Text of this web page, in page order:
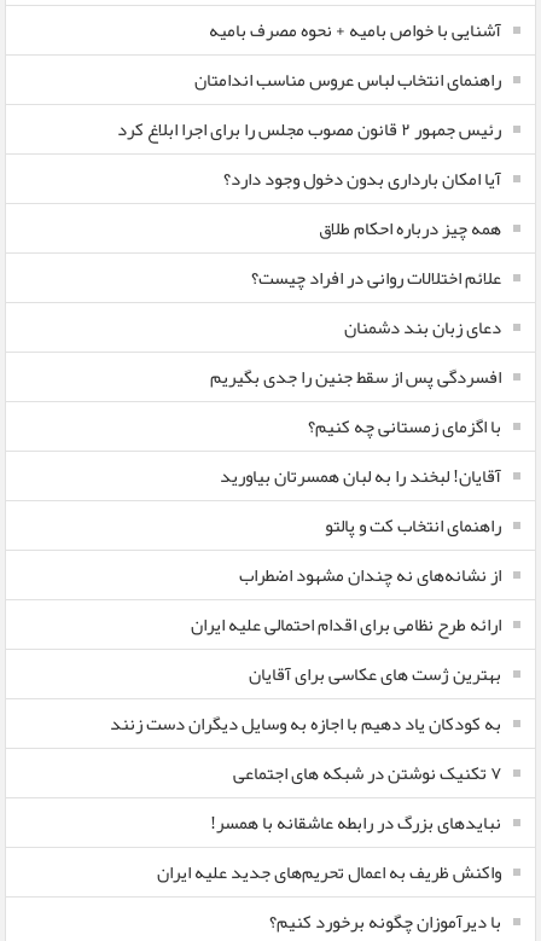
آشنایی با خواص بامیه + نحوه مصرف بامیه
راهنمای انتخاب لباس عروس مناسب اندامتان
رئیس جمهور ۲ قانون مصوب مجلس را برای اجرا ابلاغ کرد
آیا امکان بارداری بدون دخول وجود دارد؟
همه چیز درباره احکام طلاق
علائم اختلالات روانی در افراد چیست؟
دعای زبان بند دشمنان
افسردگی پس از سقط جنین را جدی بگیریم
با اگزمای زمستانی چه کنیم؟
آقایان! لبخند را به لبان همسرتان بیاورید
راهنمای انتخاب کت و پالتو
از نشانه‌های نه چندان مشهود اضطراب
ارائه طرح نظامی برای اقدام احتمالی علیه ایران
بهترین ژست های عکاسی برای آقایان
به کودکان یاد دهیم با اجازه به وسایل دیگران دست زنند
۷ تکنیک نوشتن در شبکه های اجتماعی
نبایدهای بزرگ در رابطه عاشقانه با همسر!
واکنش ظریف به اعمال تحریم‌های جدید علیه ایران
با دیرآموزان چگونه برخورد کنیم؟